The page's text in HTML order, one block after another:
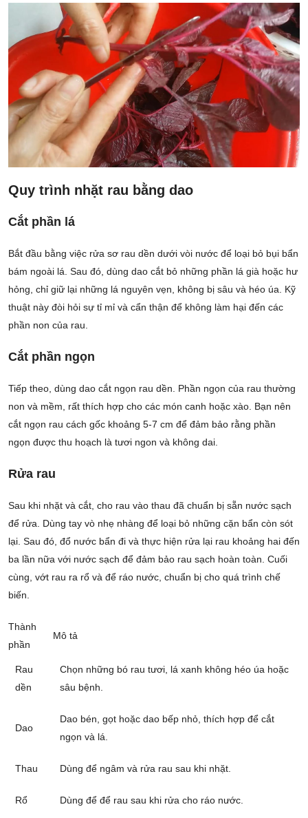
Quy trình nhặt rau bằng dao
Cắt phần lá
Bắt đầu bằng việc rửa sơ rau dền dưới vòi nước để loại bỏ bụi bẩn
bám ngoài lá. Sau đó, dùng dao cắt bỏ những phần lá già hoặc hư
hỏng, chỉ giữ lại những lá nguyên vẹn, không bị sâu và héo úa. Kỹ
thuật này đòi hỏi sự tỉ mỉ và cẩn thận để không làm hại đến các
phần non của rau.
Cắt phần ngọn
Tiếp theo, dùng dao cắt ngọn rau dền. Phần ngọn của rau thường
non và mềm, rất thích hợp cho các món canh hoặc xào. Bạn nên
cắt ngọn rau cách gốc khoảng 5-7 cm để đảm bảo rằng phần
ngọn được thu hoạch là tươi ngon và không dai.
Rửa rau
Sau khi nhặt và cắt, cho rau vào thau đã chuẩn bị sẵn nước sạch
để rửa. Dùng tay vò nhẹ nhàng để loại bỏ những cặn bẩn còn sót
lại. Sau đó, đổ nước bẩn đi và thực hiện rửa lại rau khoảng hai đến
ba lần nữa với nước sạch để đảm bảo rau sạch hoàn toàn. Cuối
cùng, vớt rau ra rổ và để ráo nước, chuẩn bị cho quá trình chế
biến.
Thành
phần
Mô tả
Rau
dền
Chọn những bó rau tươi, lá xanh không héo úa hoặc
sâu bệnh.
Dao
Dao bén, gọt hoặc dao bếp nhỏ, thích hợp để cắt
ngọn và lá.
Thau Dùng để ngâm và rửa rau sau khi nhặt.
Rổ Dùng để để rau sau khi rửa cho ráo nước.